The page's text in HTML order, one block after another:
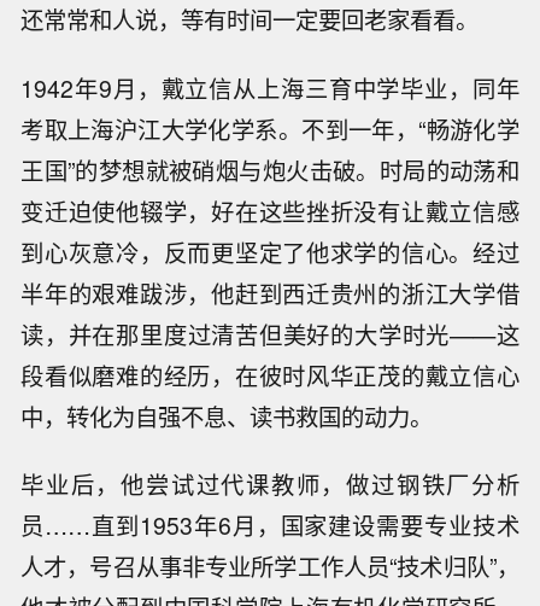
还常常和人说，等有时间一定要回老家看看。
1942年9月，戴立信从上海三育中学毕业，同年
考取上海沪江大学化学系。不到一年，“畅游化学
王国”的梦想就被硝烟与炮火击破。时局的动荡和
变迁迫使他辍学，好在这些挫折没有让戴立信感
到心灰意冷，反而更坚定了他求学的信心。经过
半年的艰难跋涉，他赶到西迁贵州的浙江大学借
读，并在那里度过清苦但美好的大学时光——这
段看似磨难的经历，在彼时风华正茂的戴立信心
中，转化为自强不息、读书救国的动力。
毕业后，他尝试过代课教师，做过钢铁厂分析
员……直到1953年6月，国家建设需要专业技术
人才，号召从事非专业所学工作人员“技术归队”，